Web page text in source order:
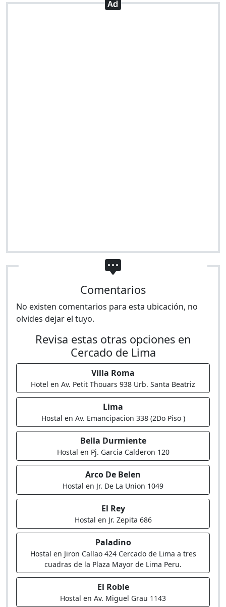
Comentarios
No existen comentarios para esta ubicación, no
olvides dejar el tuyo.
Revisa estas otras opciones en
Cercado de Lima
Villa Roma
Hotel en Av. Petit Thouars 938 Urb. Santa Beatriz
Lima
Hostal en Av. Emancipacion 338 (2Do Piso )
Bella Durmiente
Hostal en Pj. Garcia Calderon 120
Arco De Belen
Hostal en Jr. De La Union 1049
El Rey
Hostal en Jr. Zepita 686
Paladino
Hostal en Jiron Callao 424 Cercado de Lima a tres
cuadras de la Plaza Mayor de Lima Peru.
El Roble
Hostal en Av. Miguel Grau 1143